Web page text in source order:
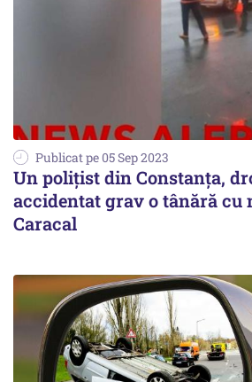
Publicat pe 05 Sep 2023
Un poliţist din Constanța,
accidentat grav o tânără cu
Caracal